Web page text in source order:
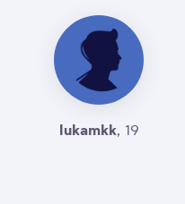
lukamkk, 19